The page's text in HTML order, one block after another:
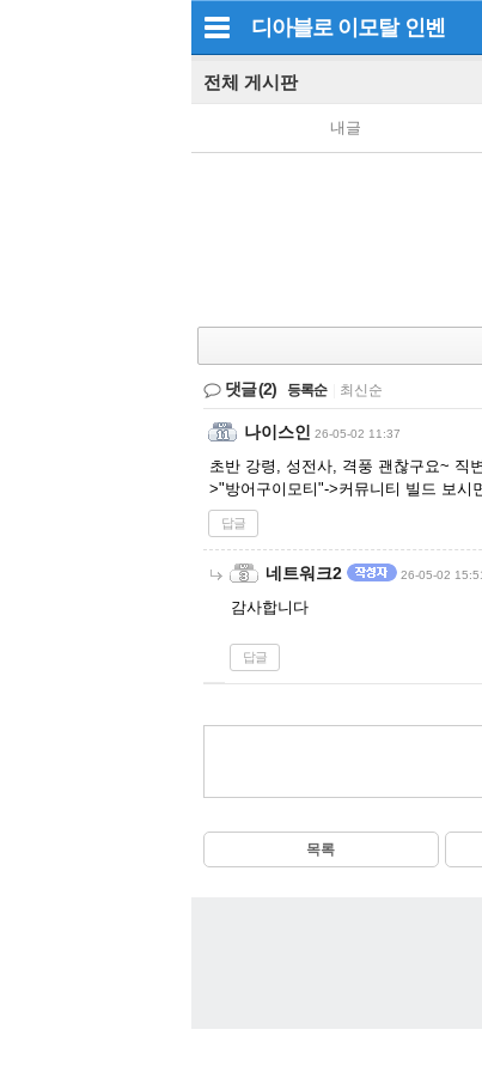
디아블로 이모탈 인벤
전체 게시판
내글
댓글(2) 등록순 최신순
나이스인 26-05-02 11:37
초반 강령, 성전사, 격풍 괜찮구요~ 직
>"방어구이모티"->커뮤니티 빌드 보시
답글
네트워크2 26-05-02
감사합니다
답글
목록